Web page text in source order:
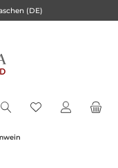
(DE)